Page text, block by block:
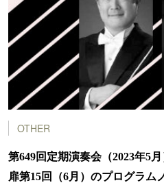
OTHER
第649回定期演奏会（2023年5
扉第15回（6月）のプログラム